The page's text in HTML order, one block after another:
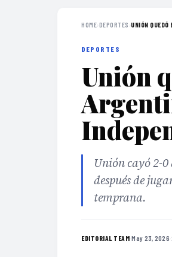
HOME›DEPORTES ›UNIÓN
DEPORTES
Unión
Unión cayó 2-
después de
temprana.
EDITORIAL TEAM·May 23, 2026·